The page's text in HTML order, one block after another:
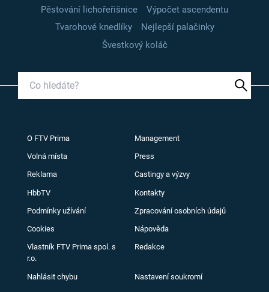
Pěstování lichořeřišnice
Výpočet ascendentu
Tvarohové knedlíky
Nejlepší palačinky
Švestkový koláč
O FTV Prima Management
Volná místa Press
Reklama Castingy a výzvy
HbbTV Kontakty
Podmínky užívání Zpracování osobních údajů
Cookies Nápověda
Vlastník FTV Prima spol. s
r.o.
Redakce
Nahlásit chybu Nastavení soukromí